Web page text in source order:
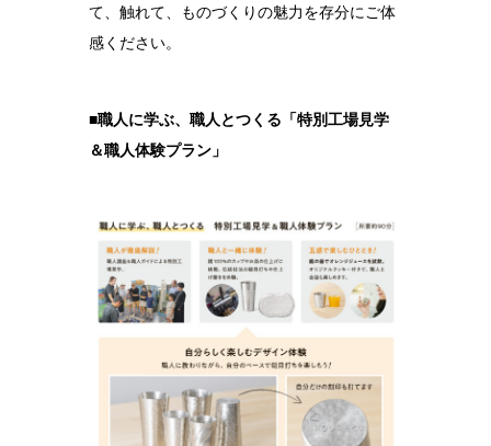
て、触れて、ものづくりの魅力を存分にご体
感ください。
■職人に学ぶ、職人とつくる「特別工場見学
＆職人体験プラン」